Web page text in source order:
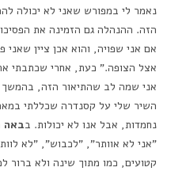
נאמר לי במפורש שאני לא יכולה
הזה. ההנהלה גם הזמינה את
אם אני שפויה, והוא אכן ציין שאני
אצל הצופה." כעת, אחרי שכתבתי
אני שמה לב שהתיאור הזה, בהמשך
השיר שלי על קסנדרה שכללתי
נחמדות, אבל אנו לא יכולות. בבאה
"אני לא אוותר", "לכבוש", "לא
קטועים, כמו מתוך שינה ולא ברור